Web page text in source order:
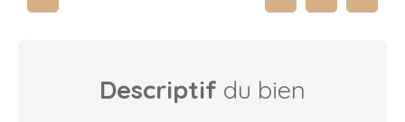
Descriptif du bien